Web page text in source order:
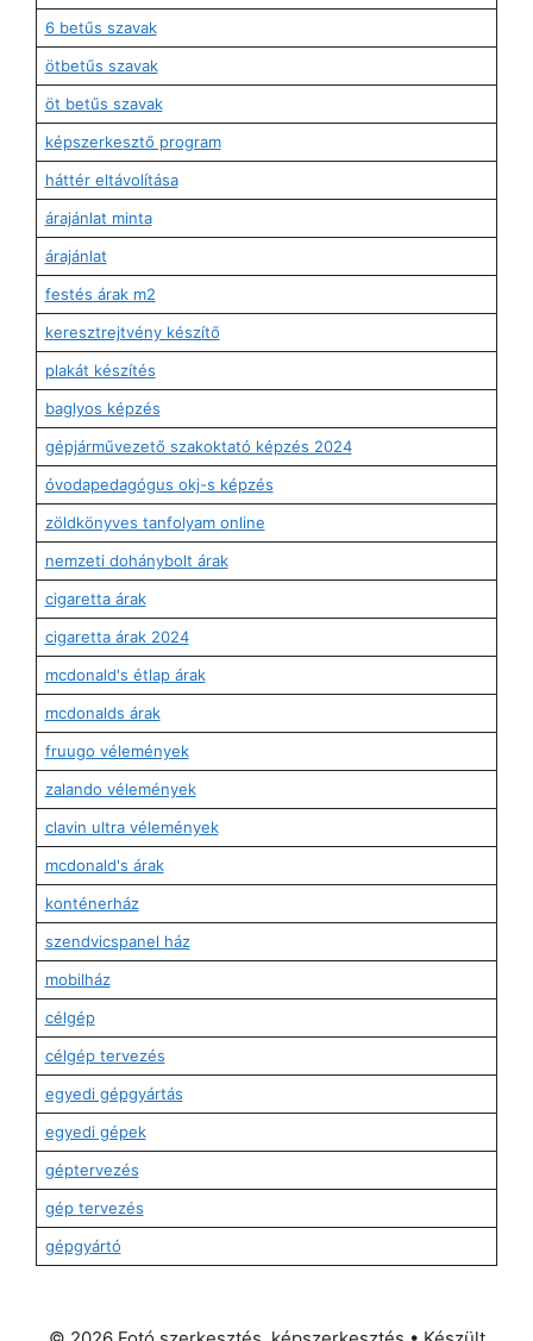
6 betűs szavak
ötbetűs szavak
öt betűs szavak
képszerkesztő program
háttér eltávolítása
árajánlat minta
árajánlat
festés árak m2
keresztrejtvény készítő
plakát készítés
baglyos képzés
gépjárművezető szakoktató képzés 2024
óvodapedagógus okj-s képzés
zöldkönyves tanfolyam online
nemzeti dohánybolt árak
cigaretta árak
cigaretta árak 2024
mcdonald's étlap árak
mcdonalds árak
fruugo vélemények
zalando vélemények
clavin ultra vélemények
mcdonald's árak
konténerház
szendvicspanel ház
mobilház
célgép
célgép tervezés
egyedi gépgyártás
egyedi gépek
géptervezés
gép tervezés
gépgyártó